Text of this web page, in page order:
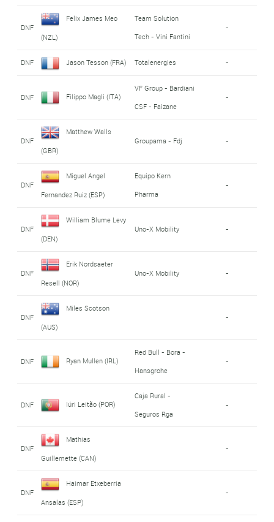
DNF
Felix James Meo
(NZL)
Team Solution
Tech - Vini Fantini
-
DNF Jason Tesson (FRA) Totalenergies -
DNF Filippo Magli (ITA)
VF Group - Bardiani
CSF - Faizane
-
DNF
Matthew Walls
(GBR)
Groupama - Fdj -
DNF
Miguel Angel
Fernandez Ruiz (ESP)
Equipo Kern
Pharma
-
DNF
William Blume Levy
(DEN)
Uno-X Mobility -
DNF
Erik Nordsaeter
Resell (NOR)
Uno-X Mobility -
DNF
Miles Scotson
(AUS)
-
DNF Ryan Mullen (IRL)
Red Bull - Bora -
Hansgrohe
-
DNF Iúri Leitão (POR)
Caja Rural -
Seguros Rga
-
DNF
Mathias
Guillemette (CAN)
-
DNF
Haimar Etxeberria
Ansalas (ESP)
-